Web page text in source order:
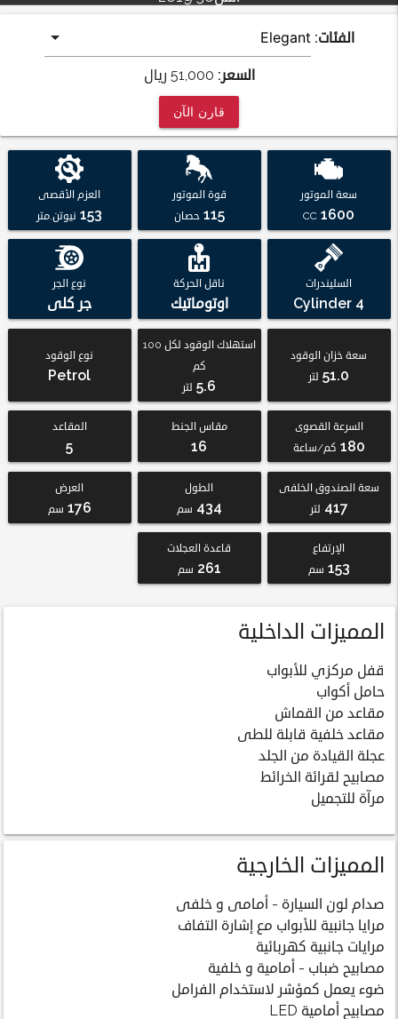
الفئات:
السعر: 51,000 ريال
قارن الآن
سعة الموتور
1600
CC
قوة الموتور
115 حصان
العزم الأقصى
153 نيوتن.متر
السليندرات
4 Cylinder
ناقل الحركة
اوتوماتيك
نوع الجر
جر كلى
سعة خزان الوقود
51.0 لتر
استهلاك الوقود لكل 100
كم
5.6 لتر
نوع الوقود
Petrol
السرعة القصوى
180 كم/ساعة
مقاس الجنط
16
المقاعد
5
سعة الصندوق الخلفى
417 لتر
الطول
434 سم
العرض
176 سم
الإرتفاع
153 سم
قاعدة العجلات
261 سم
المميزات الداخلية
قفل مركزي للأبواب
حامل أكواب
مقاعد من القماش
مقاعد خلفية قابلة للطى
عجلة القيادة من الجلد
مصابيح لقرائة الخرائط
مرآة للتجميل
المميزات الخارجية
صدام لون السيارة - أمامى و خلفى
مرايا جانبية للأبواب مع إشارة التفاف
مرايات جانبية كهربائية
مصابيح ضباب - أمامية و خلفية
ضوء يعمل كمؤشر لاستخدام الفرامل
مصابيح أمامية LED